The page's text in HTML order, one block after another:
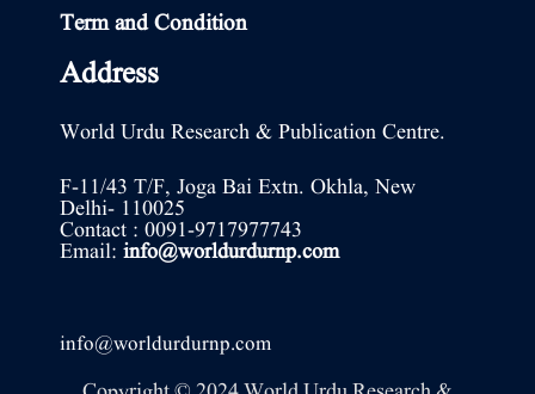
Term and Condition
Address
World Urdu Research & Publication Centre.
F-11/43 T/F, Joga Bai Extn. Okhla, New
Delhi- 110025
Contact : 0091-9717977743
Email: info@worldurdurnp.com
info@worldurdurnp.com